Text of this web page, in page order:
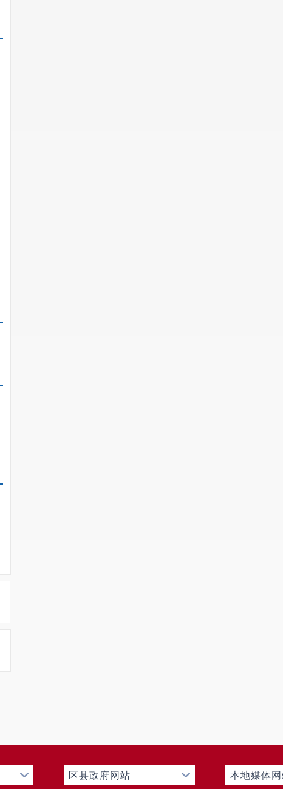
区县政府网站 本地媒体网